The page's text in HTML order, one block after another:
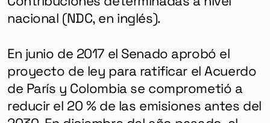
nacional (NDC, en inglés).
En junio de 2017 el Senado aprobó el
proyecto de ley para ratificar el Acuerdo
de París y Colombia se comprometió a
reducir el 20 % de las emisiones antes del